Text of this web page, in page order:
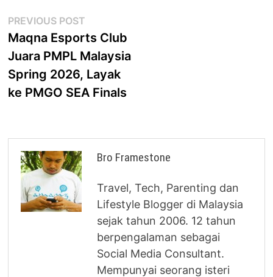
Post
navigation
PREVIOUS POST
post:
Maqna Esports Club
Juara PMPL Malaysia
Spring 2026, Layak
ke PMGO SEA Finals
Bro Framestone
Travel, Tech, Parenting dan
Lifestyle Blogger di Malaysia
sejak tahun 2006. 12 tahun
berpengalaman sebagai
Social Media Consultant.
Mempunyai seorang isteri